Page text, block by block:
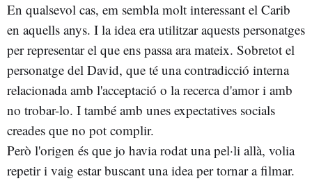
En qualsevol cas, em sembla molt interessant el Carib
en aquells anys. I la idea era utilitzar aquests personatges
per representar el que ens passa ara mateix. Sobretot el
personatge del David, que té una contradicció interna
relacionada amb l'acceptació o la recerca d'amor i amb
no trobar-lo. I també amb unes expectatives socials
creades que no pot complir.
Però l'origen és que jo havia rodat una pel·li allà, volia
repetir i vaig estar buscant una idea per tornar a filmar.